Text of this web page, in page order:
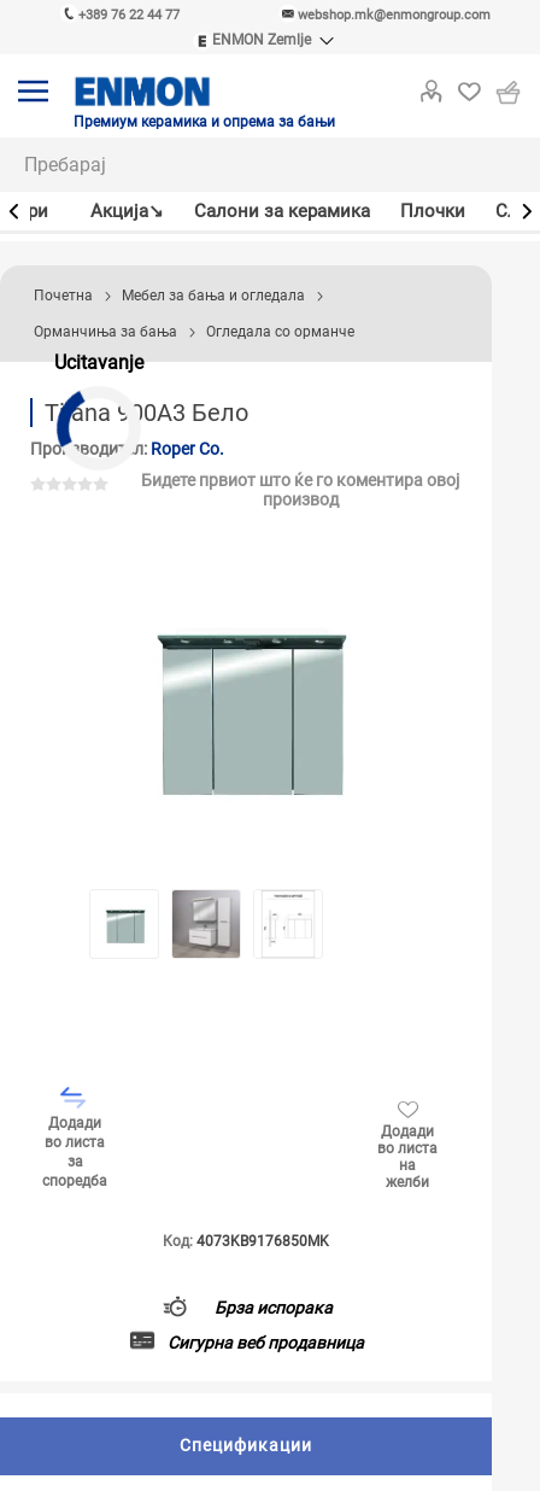
+389 76 22 44 77 webshop.mk@enmongroup.com
ENMON Zemlje
ENMON MKD
Премиум керамика и опрема за бањи
Акцијa↘ Салони за керамика Плочки
Ucitavanje
Почетна Мебел за бања и огледала
Орманчиња за бања Огледала со орманче
Tijana 900A3 Бело
Производител: Roper Co.
Бидете првиот што ќе го коментира овој
производ
Додади
во листа
за
споредба
Додади
во листа
на
желби
Код: 4073KB9176850MK
Брза испорака
Сигурна веб продавница
Спецификации